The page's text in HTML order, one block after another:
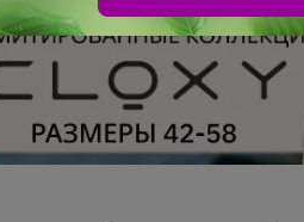
сарафаны,